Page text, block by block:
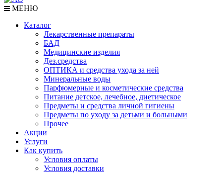
МЕНЮ
Каталог
Лекарственные препараты
БАД
Медицинские изделия
Дез.средства
ОПТИКА и средства ухода за ней
Минеральные воды
Парфюмерные и косметические средства
Питание детское, лечебное, диетическое
Предметы и средства личной гигиены
Предметы по уходу за детьми и больными
Прочее
Акции
Услуги
Как купить
Условия оплаты
Условия доставки